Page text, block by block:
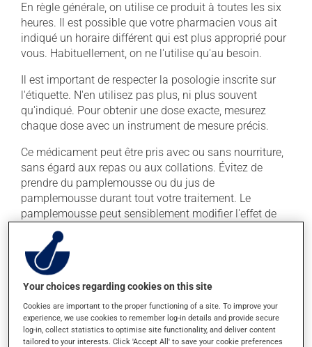
En règle générale, on utilise ce produit à toutes les six
heures. Il est possible que votre pharmacien vous ait
indiqué un horaire différent qui est plus approprié pour
vous. Habituellement, on ne l'utilise qu'au besoin.
Il est important de respecter la posologie inscrite sur
l'étiquette. N'en utilisez pas plus, ni plus souvent
qu'indiqué. Pour obtenir une dose exacte, mesurez
chaque dose avec un instrument de mesure précis.
Ce médicament peut être pris avec ou sans nourriture,
sans égard aux repas ou aux collations. Évitez de
prendre du pamplemousse ou du jus de
pamplemousse durant tout votre traitement. Le
pamplemousse peut sensiblement modifier l'effet de
votre médicament.
Il est recommandé de boire beaucoup d'eau durant tout
le traitement. La prise d'alcool peut augmenter l'effet de
ce produit. Il est donc recommandé d'éviter de prendre
de l'alcool ou des produits qui en contiennent pendant
que vous utilisez ce médicament.
Your choices regarding cookies on this site
Cookies are important to the proper functioning of a site. To improve your
experience, we use cookies to remember log-in details and provide secure
log-in, collect statistics to optimise site functionality, and deliver content
tailored to your interests. Click 'Accept All' to save your cookie preferences